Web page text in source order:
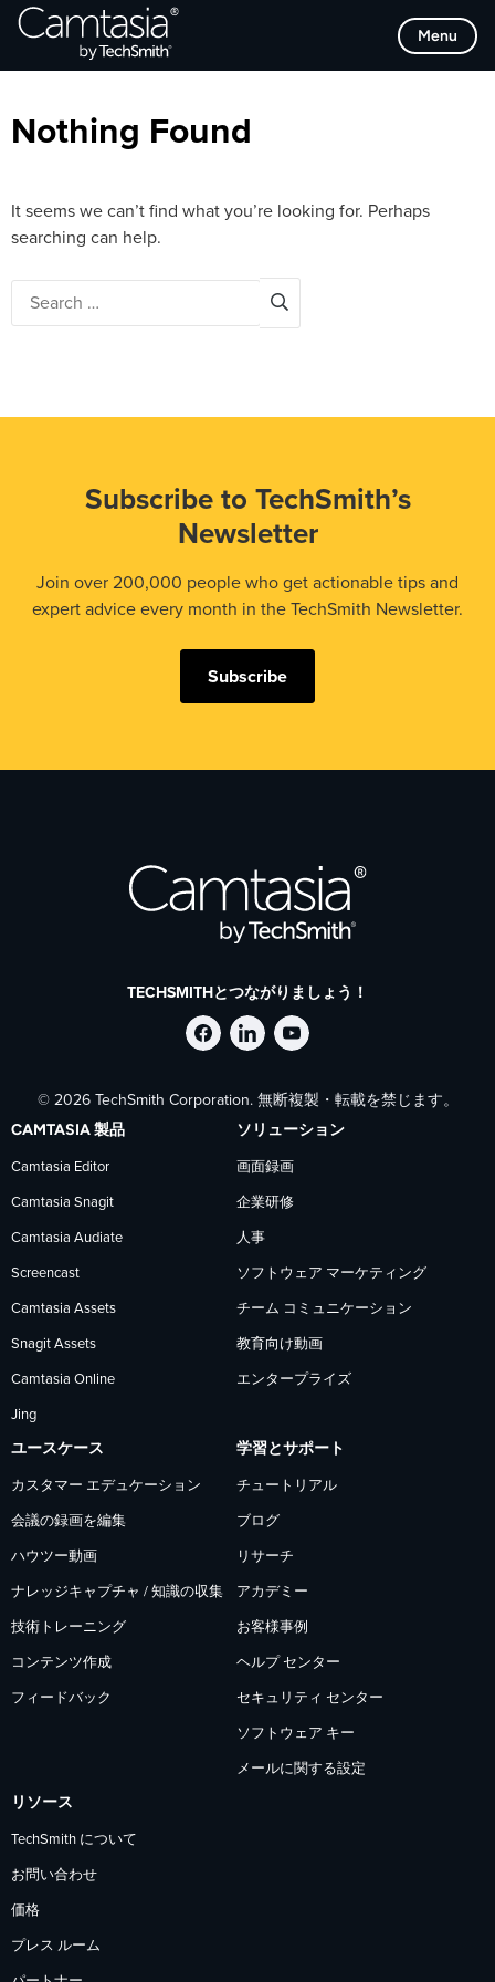
Skip
Menu
Browse Categories
Nothing Found
It seems we can’t find what you’re looking for. Perhaps
searching can help.
Subscribe to TechSmith’s
Newsletter
Join over 200,000 people who get actionable tips and
expert advice every month in the TechSmith Newsletter.
Subscribe
TECHSMITHとつながりましょう！
Facebook
で
TechSmith
ォ
ロ
ー
LinkedIn
で
TechSmith
を
フ
ォ
ロ
ー
YouTube
で
TechSmith
フ
ォ
ロ
ー
© 2026 TechSmith Corporation. 無断複製・転載を禁じます。
CAMTASIA 製品
Camtasia Editor
Camtasia Snagit
Camtasia Audiate
Screencast
Camtasia Assets
Snagit Assets
Camtasia Online
Jing
ソリューション
画面録画
企業研修
人事
ソフトウェア マーケティング
チーム コミュニケーション
教育向け動画
エンタープライズ
ユースケース
カスタマー エデュケーション
会議の録画を編集
ハウツー動画
ナレッジキャプチャ / 知識の収集
技術トレーニング
コンテンツ作成
フィードバック
学習とサポート
チュートリアル
ブログ
リサーチ
アカデミー
お客様事例
ヘルプ センター
セキュリティ センター
ソフトウェア キー
メールに関する設定
リソース
TechSmith について
お問い合わせ
価格
プレス ルーム